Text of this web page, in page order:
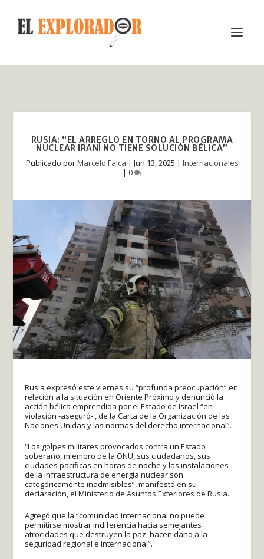
RUSIA: “EL ARREGLO EN TORNO AL PROGRAMA
NUCLEAR IRANÍ NO TIENE SOLUCIÓN BÉLICA”
Publicado porMarcelo Falca | Jun 13, 2025 | Internacionales
| 0
Rusia expresó este viernes su “profunda preocupación” en
relación a la situación en Oriente Próximo y denunció la
acción bélica emprendida por el Estado de Israel “en
violación -aseguró- , de la Carta de la Organización de las
Naciones Unidas y las normas del derecho internacional”.
“Los golpes militares provocados contra un Estado
soberano, miembro de la ONU, sus ciudadanos, sus
ciudades pacíficas en horas de noche y las instalaciones
de la infraestructura de energía nuclear son
categóricamente inadmisibles”, manifestó en su
declaración, el Ministerio de Asuntos Exteriores de Rusia.
Agregó que la “comunidad internacional no puede
permitirse mostrar indiferencia hacia semejantes
atrocidades que destruyen la paz, hacen daño a la
seguridad regional e internacional”.